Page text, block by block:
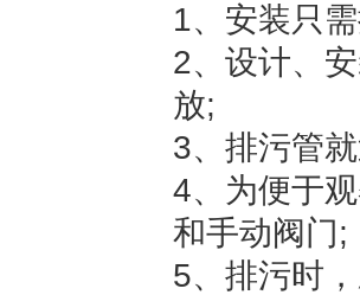
1、安装只
2、设计、
放;
3、排污管
4、为便于
和手动阀门;
5、排污时